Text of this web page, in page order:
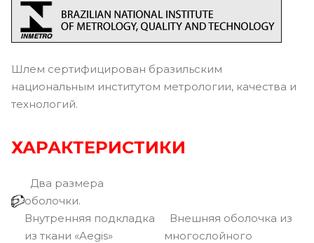
Шлем сертифицирован бразильским
национальным институтом метрологии, качества и
технологий.
ХАРАКТЕРИСТИКИ
Два размера
оболочки.
Внутренняя подкладка
из ткани «Aegis»
Внешняя оболочка из
многослойного